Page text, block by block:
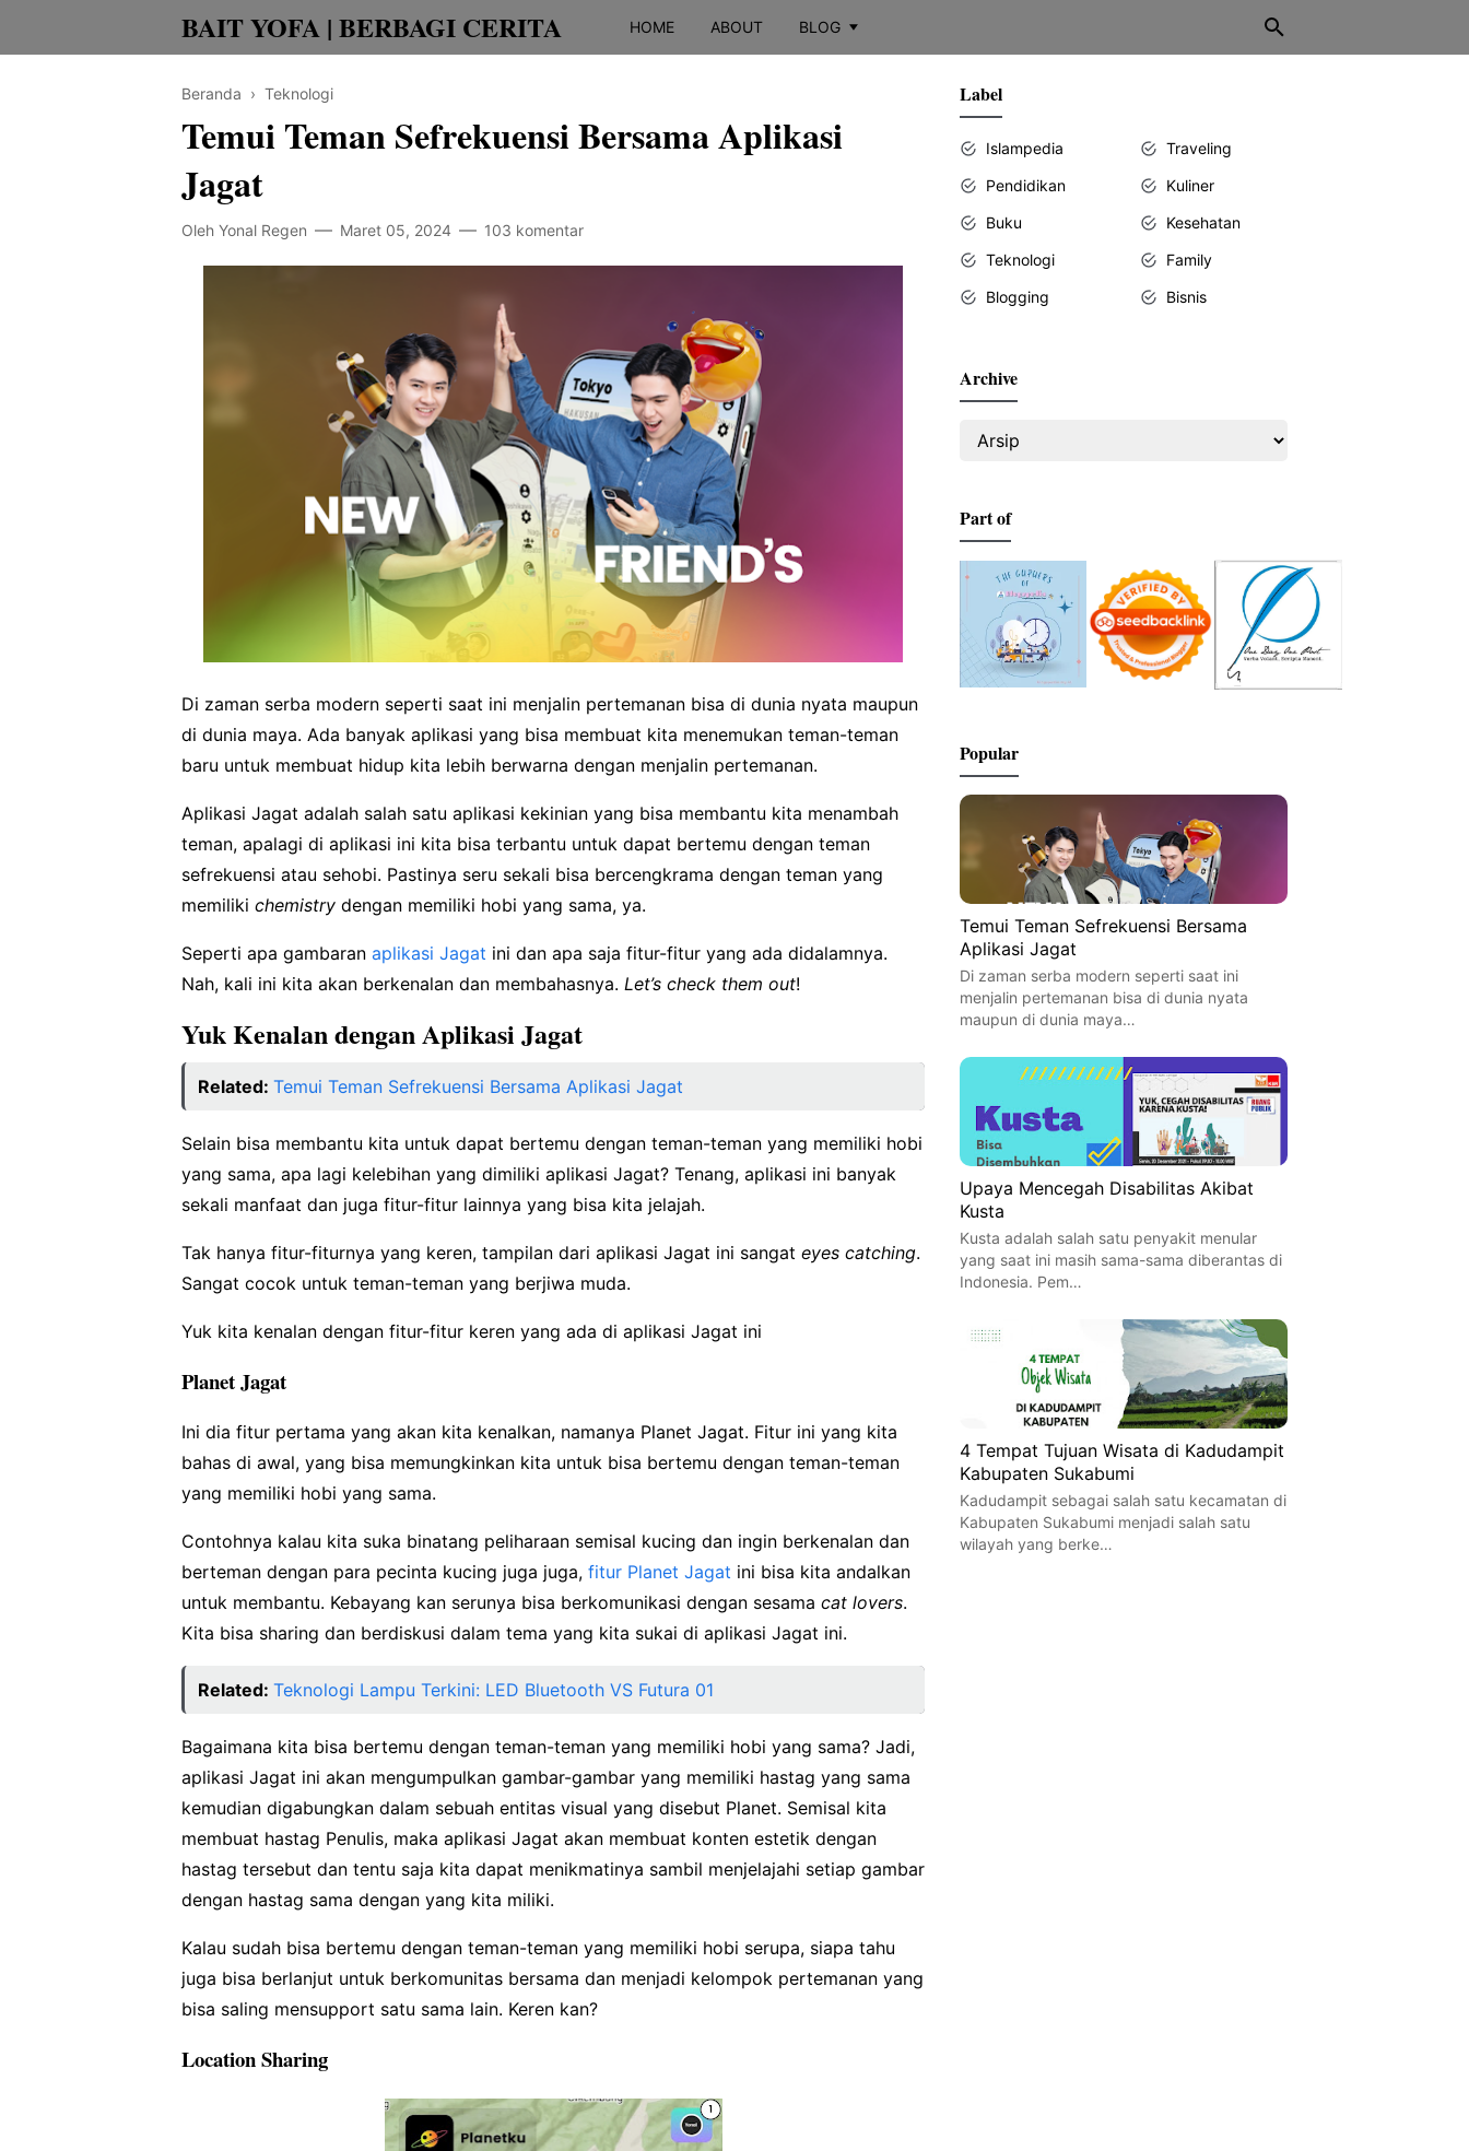
BAIT YOFA | BERBAGI CERITA HOME ABOUT BLOG
Beranda › Teknologi
Temui Teman Sefrekuensi Bersama Aplikasi
Jagat
Oleh Yonal Regen Maret 05, 2024 103 komentar
Di zaman serba modern seperti saat ini menjalin pertemanan bisa di dunia nyata maupun
di dunia maya. Ada banyak aplikasi yang bisa membuat kita menemukan teman-teman
baru untuk membuat hidup kita lebih berwarna dengan menjalin pertemanan.
Aplikasi Jagat adalah salah satu aplikasi kekinian yang bisa membantu kita menambah
teman, apalagi di aplikasi ini kita bisa terbantu untuk dapat bertemu dengan teman
sefrekuensi atau sehobi. Pastinya seru sekali bisa bercengkrama dengan teman yang
memiliki chemistry dengan memiliki hobi yang sama, ya.
Seperti apa gambaran aplikasi Jagat ini dan apa saja fitur-fitur yang ada didalamnya.
Nah, kali ini kita akan berkenalan dan membahasnya. Let’s check them out!
Yuk Kenalan dengan Aplikasi Jagat
Related: Temui Teman Sefrekuensi Bersama Aplikasi Jagat
Selain bisa membantu kita untuk dapat bertemu dengan teman-teman yang memiliki hobi
yang sama, apa lagi kelebihan yang dimiliki aplikasi Jagat? Tenang, aplikasi ini banyak
sekali manfaat dan juga fitur-fitur lainnya yang bisa kita jelajah.
Tak hanya fitur-fiturnya yang keren, tampilan dari aplikasi Jagat ini sangat eyes catching.
Sangat cocok untuk teman-teman yang berjiwa muda.
Yuk kita kenalan dengan fitur-fitur keren yang ada di aplikasi Jagat ini
Planet Jagat
Ini dia fitur pertama yang akan kita kenalkan, namanya Planet Jagat. Fitur ini yang kita
bahas di awal, yang bisa memungkinkan kita untuk bisa bertemu dengan teman-teman
yang memiliki hobi yang sama.
Contohnya kalau kita suka binatang peliharaan semisal kucing dan ingin berkenalan dan
berteman dengan para pecinta kucing juga juga, fitur Planet Jagat ini bisa kita andalkan
untuk membantu. Kebayang kan serunya bisa berkomunikasi dengan sesama cat lovers.
Kita bisa sharing dan berdiskusi dalam tema yang kita sukai di aplikasi Jagat ini.
Related: Teknologi Lampu Terkini: LED Bluetooth VS Futura 01
Bagaimana kita bisa bertemu dengan teman-teman yang memiliki hobi yang sama? Jadi,
aplikasi Jagat ini akan mengumpulkan gambar-gambar yang memiliki hastag yang sama
kemudian digabungkan dalam sebuah entitas visual yang disebut Planet. Semisal kita
membuat hastag Penulis, maka aplikasi Jagat akan membuat konten estetik dengan
hastag tersebut dan tentu saja kita dapat menikmatinya sambil menjelajahi setiap gambar
dengan hastag sama dengan yang kita miliki.
Kalau sudah bisa bertemu dengan teman-teman yang memiliki hobi serupa, siapa tahu
juga bisa berlanjut untuk berkomunitas bersama dan menjadi kelompok pertemanan yang
bisa saling mensupport satu sama lain. Keren kan?
Location Sharing
Label
Islampedia
Traveling
Pendidikan
Kuliner
Buku
Kesehatan
Teknologi
Family
Blogging
Bisnis
Archive
Part of
Popular
Temui Teman Sefrekuensi Bersama
Aplikasi Jagat
Di zaman serba modern seperti saat ini
menjalin pertemanan bisa di dunia nyata
maupun di dunia maya…
Upaya Mencegah Disabilitas Akibat
Kusta
Kusta adalah salah satu penyakit menular
yang saat ini masih sama-sama diberantas di
Indonesia. Pem…
4 Tempat Tujuan Wisata di Kadudampit
Kabupaten Sukabumi
Kadudampit sebagai salah satu kecamatan di
Kabupaten Sukabumi menjadi salah satu
wilayah yang berke…